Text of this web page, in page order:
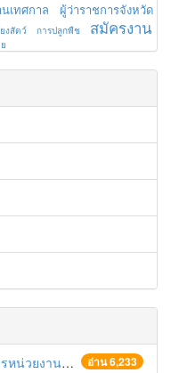
นเทศกาล ผู้ว่าราชการจังหวัด
งสัตว์ การปลูกพืช สมัครงาน
อ่าน 6,233
างหลวง เตรียมความปลอดภัยก่อนเทศกาลสงกรานต์